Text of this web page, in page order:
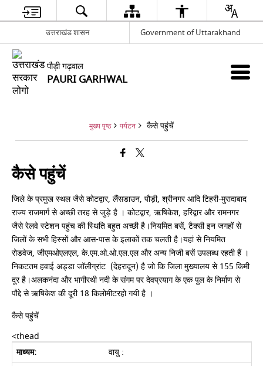
उत्तराखंड शासन Government of Uttarakhand
पौड़ी गढ़वाल
PAURI GARHWAL
मुख्य पृष्ठ पर्यटन कैसे पहुंचें
कैसे पहुंचें
जिले के प्रमुख स्थल जैसे कोटद्वार, लैंसडाउन, पौड़ी, श्रीनगर आदि टिहरी-मुरादाबाद
राज्य राजमार्ग से अच्छी तरह से जुड़े है । कोटद्वार, ऋषिकेश, हरिद्वार और रामनगर
जैसे रेलवे स्टेशन पहुंच की स्थिति बहुत अच्छी है।नियमित बसें, टैक्सी इन जगहों से
जिलों के सभी हिस्सों और आस-पास के इलाकों तक चलती है।यहां से नियमित
रोडवेज, जीएमओएलएल, के.एम.ओ.ओ.एल.एल और अन्य निजी बसें उपलब्ध रहती हैं ।
निकटतम हवाई अड्डा जॉलीग्रांट (देहरादून) है जो कि जिला मुख्यालय से 155 किमी
दूर है।अलकनंदा और भागीरथी नदी के संगम पर देवप्रयाग के एक पुल के निर्माण से
पौद्दे से ऋषिकेश की दूरी 18 किलोमीटरहो गयी है ।
कैसे पहुंचें
<thead
वायु :